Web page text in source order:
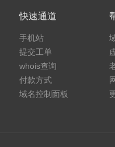
快速通道
手机站
提交工单
whois查询
付款方式
域名控制面板